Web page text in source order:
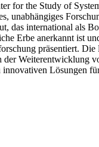
for the Study of
unabhängiges
das international als
Erbe anerkannt ist
präsentiert. Die
der Weiterentwicklung
innovativen Lösungen